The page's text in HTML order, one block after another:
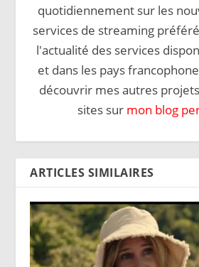
quotidiennement sur les
services de streaming
l'actualité des services
et dans les pays
découvrir mes autres
sites sur mon blog
ARTICLES SIMILAIRES